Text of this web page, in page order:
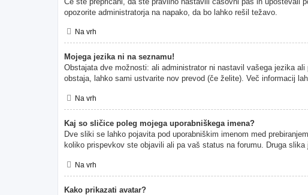
opozorite administratorja na napako, da bo lahko rešil težavo.
Na vrh
Mojega jezika ni na seznamu!
Obstajata dve možnosti: ali administrator ni nastavil vašega jezika
obstaja, lahko sami ustvarite nov prevod (če želite). Več informacij
Na vrh
Kaj so sličice poleg mojega uporabniškega imena?
Dve sliki se lahko pojavita pod uporabniškim imenom med
koliko prispevkov ste objavili ali pa vaš status na forumu. Druga
Na vrh
Kako prikazati avatar?